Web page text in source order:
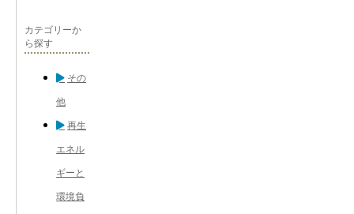
カテゴリーか
ら探す
その
他
再生
エネル
ギーと
環境負